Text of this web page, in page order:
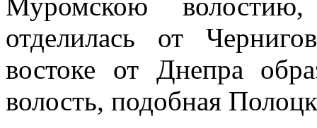
Муромскою волостию,
отделилась от
востоке от Днепра
волость, подобная